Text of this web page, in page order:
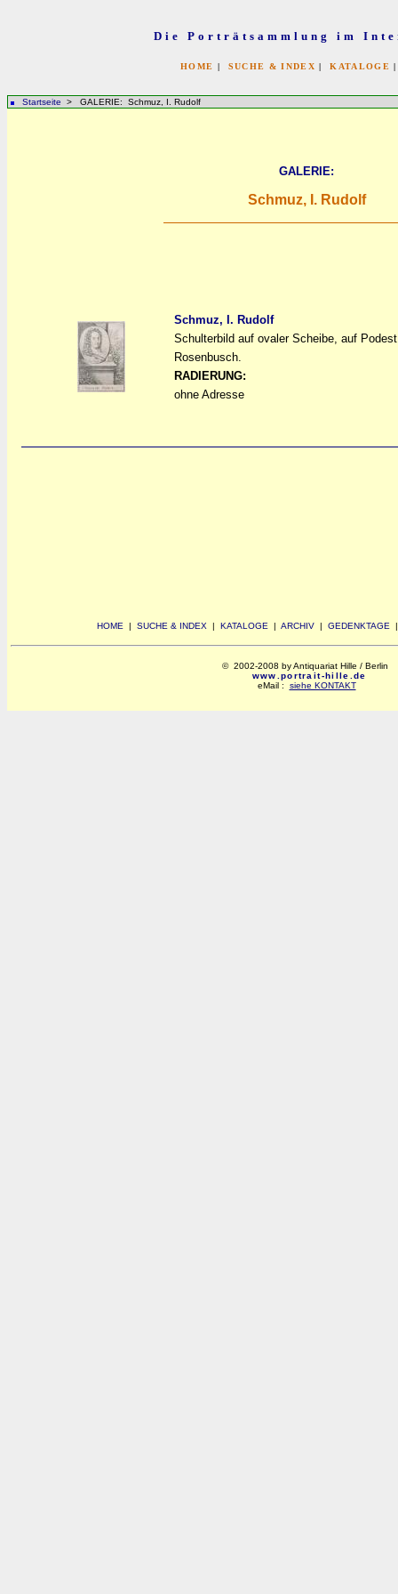
Die Porträtsammlung im
HOME | SUCHE & INDEX |KATALOGE
Startseite > GALERIE: Schmuz, I. Rudolf
GALERIE:
Schmuz, I. Rudolf
Schmuz, I. Rudolf
Schulterbild auf ovaler Scheibe, auf
Rosenbusch.
RADIERUNG:
ohne Adresse
HOME | SUCHE & INDEX | KATALOGE | ARCHIV | GEDENKTAGE
© 2002-2008 by Antiquariat Hille / Berlin
www.portrait-hille.de
eMail : siehe KONTAKT